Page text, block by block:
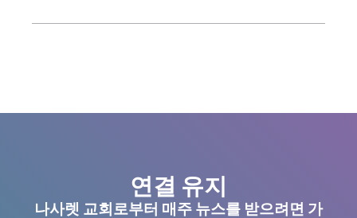
연결 유지
나사렛 교회로부터 매주 뉴스를 받으려면 가